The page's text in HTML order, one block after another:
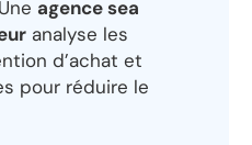
agence sea
analyse les
d’achat et
pour réduire le